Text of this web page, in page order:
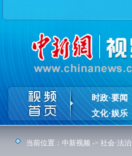
时政·要闻
文化·娱乐
当前位置： 中新视频 -> 社会·法治